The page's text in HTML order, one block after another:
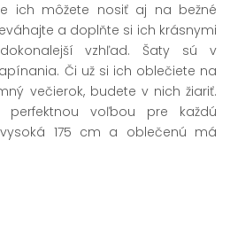
ich môžete nosiť aj na bežné
a doplňte si ich krásnymi
vzhľad. Šaty sú v
Či už si ich oblečiete na
večierok, budete v nich žiariť.
voľbou pre každú
175 cm a oblečenú má